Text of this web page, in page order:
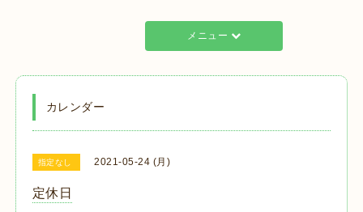
メニュー
カレンダー
指定なし 2021-05-24 (月)
定休日